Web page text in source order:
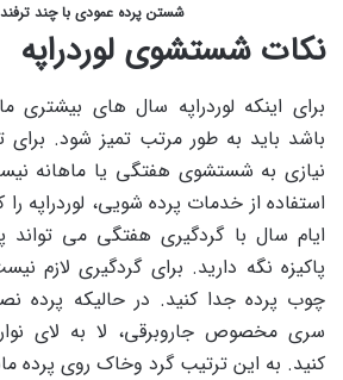
شستن پرده عمودی با چند
نکات شستشوی لوردراپه
برای اینکه لوردراپه سال های بیشتری
باشد باید به طور مرتب تمیز شود. برای
نیازی به شستشوی هفتگی یا ماهانه
استفاده از خدمات پرده شویی، لوردراپه را
ایام سال با گردگیری هفتگی می تواند
پاکیزه نگه دارید. برای گردگیری لازم
چوب پرده جدا کنید. در حالیکه پرده
سری مخصوص جاروبرقی، لا به لای
کنید. به این ترتیب گرد وخاک روی پرده